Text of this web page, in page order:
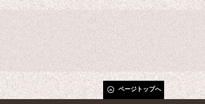
ページトップへ